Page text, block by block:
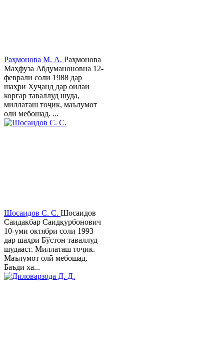
Раҳмонова М. А. Раҳмонова
Маҳфуза Абдуманоновна 12-
феврали соли 1988 дар
шаҳри Хуҷанд дар оилаи
коргар таваллуд шуда,
миллаташ тоҷик, маълумот
олӣ мебошад. ...
Шосаидов С. С. Шосаидов
Саидакбар Саидқурбонович
10-уми октябри соли 1993
дар шаҳри Бўстон таваллуд
шудааст. Миллаташ тоҷик.
Маълумот олӣ мебошад.
Баъди ха...